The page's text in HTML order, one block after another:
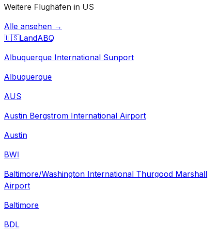
Weitere Flughäfen in US
Alle ansehen →
🇺🇸LandABQ
Albuquerque International Sunport
Albuquerque
AUS
Austin Bergstrom International Airport
Austin
BWI
Baltimore/Washington International Thurgood Marshall
Airport
Baltimore
BDL